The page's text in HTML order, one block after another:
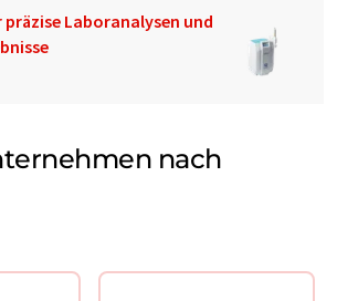
Laboranalysen und
nach